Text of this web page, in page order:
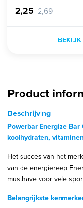
2,25 2,69
Product
Beschrijving
Powerbar Energize
koolhydraten,
Het succes van het
van de energiereep
musthave voor vele
Belangrijkste